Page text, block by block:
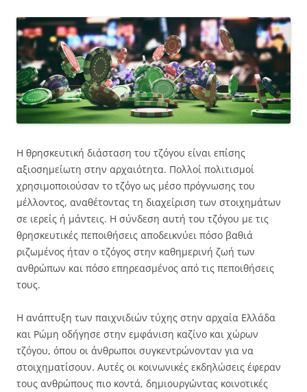
Η θρησκευτική διάσταση του τζόγου είναι επίσης
αξιοσημείωτη στην αρχαιότητα. Πολλοί πολιτισμοί
χρησιμοποιούσαν το τζόγο ως μέσο πρόγνωσης του
μέλλοντος, αναθέτοντας τη διαχείριση των στοιχημάτων
σε ιερείς ή μάντεις. Η σύνδεση αυτή του τζόγου με τις
θρησκευτικές πεποιθήσεις αποδεικνύει πόσο βαθιά
ριζωμένος ήταν ο τζόγος στην καθημερινή ζωή των
ανθρώπων και πόσο επηρεασμένος από τις πεποιθήσεις
τους.
Η ανάπτυξη των παιχνιδιών τύχης στην αρχαία Ελλάδα
και Ρώμη οδήγησε στην εμφάνιση καζίνο και χώρων
τζόγου, όπου οι άνθρωποι συγκεντρώνονταν για να
στοιχηματίσουν. Αυτές οι κοινωνικές εκδηλώσεις έφεραν
τους ανθρώπους πιο κοντά, δημιουργώντας κοινοτικές